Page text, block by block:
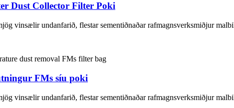
Dust Collector Filter Poki
vinsælir undanfarið, flestar sementiðnaðar rafmagnsverksmiðjur
FMs síu poki
vinsælir undanfarið, flestar sementiðnaðar rafmagnsverksmiðjur